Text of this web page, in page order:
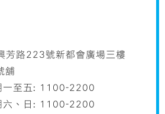
芳路223號新都會廣場三樓
舖
一至五: 1100-2200
六、日: 1100-2200